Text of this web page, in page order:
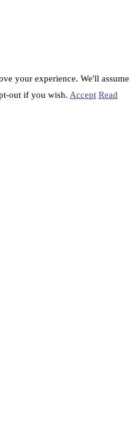
your experience. We'll assume
out if you wish. Accept Read